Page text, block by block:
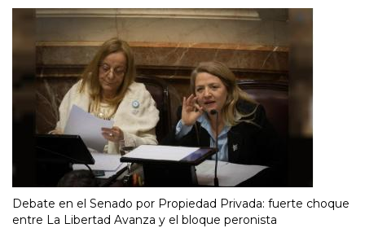
Debate en el Senado por Propiedad Privada: fuerte choque
entre La Libertad Avanza y el bloque peronista